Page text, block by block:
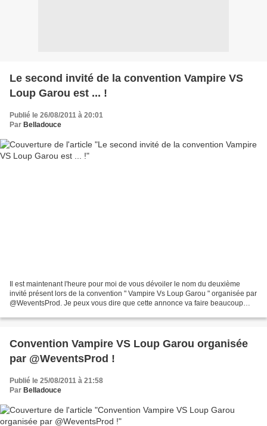
Le second invité de la convention Vampire VS
Loup Garou est ... !
Publié le 26/08/2011 à 20:01
Par Belladouce
Il est maintenant l'heure pour moi de vous dévoiler le nom du deuxième
invité présent lors de la convention " Vampire Vs Loup Garou " organisée par
@WeventsProd. Je peux vous dire que cette annonce va faire beaucoup
Convention Vampire VS Loup Garou organisée
par @WeventsProd !
Publié le 25/08/2011 à 21:58
Par Belladouce